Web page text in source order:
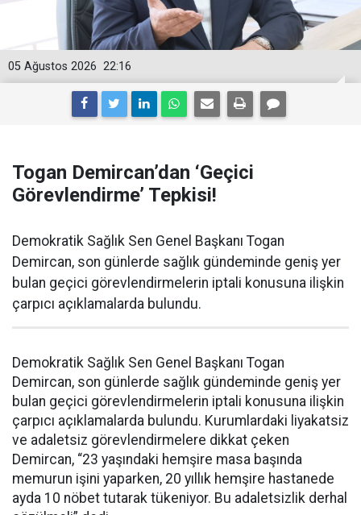
22:16
05 Ağustos 2026
Togan Demircan’dan ‘Geçici
Görevlendirme’ Tepkisi!
Demokratik Sağlık Sen Genel Başkanı Togan
Demircan, son günlerde sağlık gündeminde geniş yer
bulan geçici görevlendirmelerin iptali konusuna ilişkin
çarpıcı açıklamalarda bulundu.
Demokratik Sağlık Sen Genel Başkanı Togan
Demircan, son günlerde sağlık gündeminde geniş yer
bulan geçici görevlendirmelerin iptali konusuna ilişkin
çarpıcı açıklamalarda bulundu. Kurumlardaki liyakatsiz
ve adaletsiz görevlendirmelere dikkat çeken
Demircan, “23 yaşındaki hemşire masa başında
memurun işini yaparken, 20 yıllık hemşire hastanede
ayda 10 nöbet tutarak tükeniyor. Bu adaletsizlik derhal